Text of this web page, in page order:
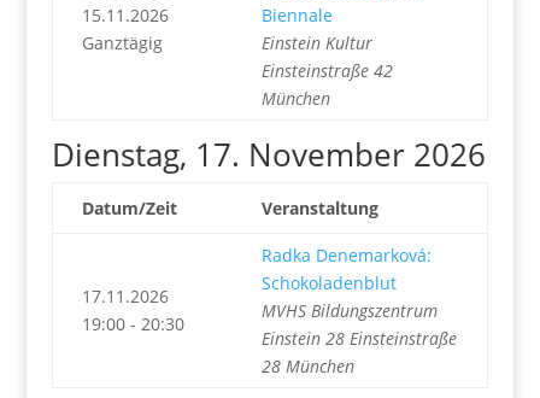
15.11.2026
Ganztägig
Biennale
Einstein Kultur
Einsteinstraße 42
München
Dienstag, 17. November 2026
Datum/Zeit Veranstaltung
17.11.2026
19:00 - 20:30
Radka Denemarková:
Schokoladenblut
MVHS Bildungszentrum
Einstein 28 Einsteinstraße
28 München